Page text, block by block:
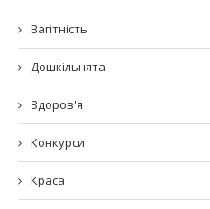
Вагітність
Дошкільнята
Здоров'я
Конкурси
Краса